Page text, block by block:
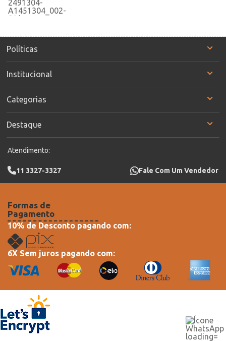
Políticas
Institucional
Categorias
Destaque
Atendimento:
11 3327-3327 Fale Com Um Vendedor
Formas de
Pagamento
10% de Desconto pagando com:
6X Sem juros pagando com: